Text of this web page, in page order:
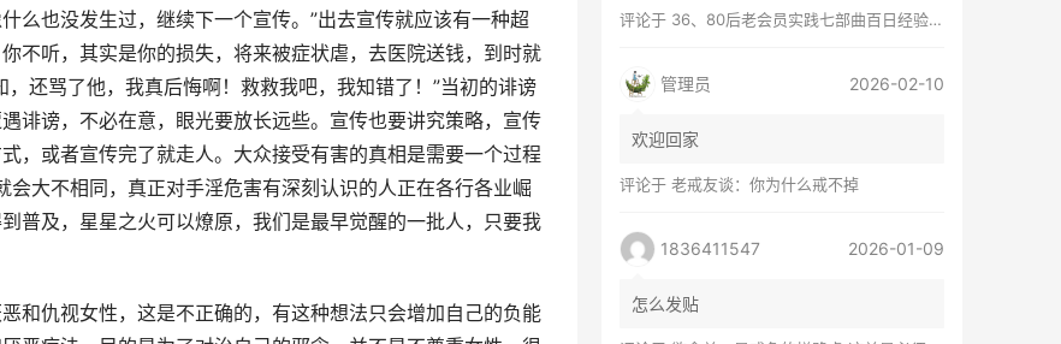
么也没发生过，继续下一个宣传。”出去宣传就应该有一种超
不听，其实是你的损失，将来被症状虐，去医院送钱，到时就
还骂了他，我真后悔啊！救救我吧，我知错了！”当初的诽谤
诽谤，不必在意，眼光要放长远些。宣传也要讲究策略，宣传
，或者宣传完了就走人。大众接受有害的真相是需要一个过程
大不相同，真正对手淫危害有深刻认识的人正在各行各业崛
普及，星星之火可以燎原，我们是最早觉醒的一批人，只要我
和仇视女性，这是不正确的，有这种想法只会增加自己的负能
评论于 36、80后老会员实践七部曲百日经验谈兼苦口忠言
管理员 2026-02-10
欢迎回家
评论于 老戒友谈：你为什么戒不掉
1836411547 2026-01-09
怎么发贴